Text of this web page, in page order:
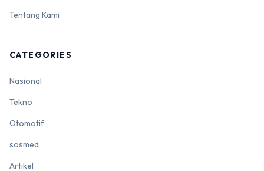
Tentang Kami
CATEGORIES
Nasional
Tekno
Otomotif
sosmed
Artikel